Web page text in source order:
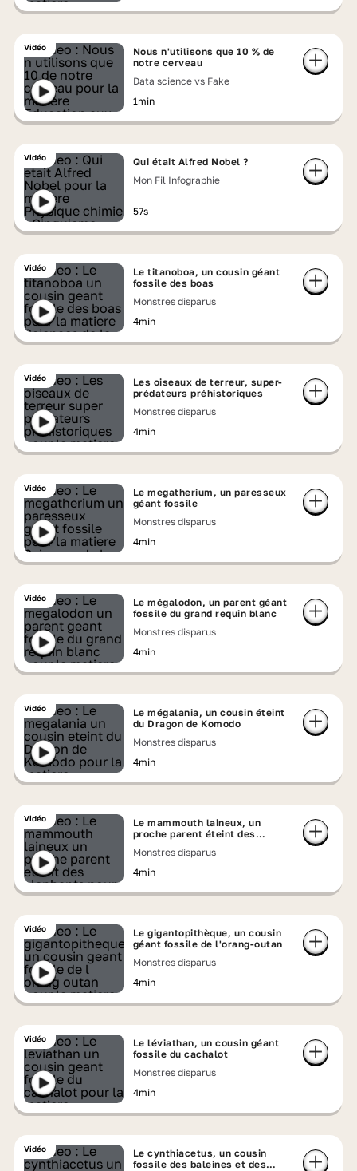
Vidéo
Nous n'utilisons que 10 % de
notre cerveau
Data science vs Fake
1min
Vidéo
Qui était Alfred Nobel ?
Mon Fil Infographie
57s
Vidéo
Le titanoboa, un cousin géant
fossile des boas
Monstres disparus
4min
Vidéo
Les oiseaux de terreur, super-
prédateurs préhistoriques
Monstres disparus
4min
Vidéo
Le megatherium, un paresseux
géant fossile
Monstres disparus
4min
Vidéo
Le mégalodon, un parent géant
fossile du grand requin blanc
Monstres disparus
4min
Vidéo
Le mégalania, un cousin éteint
du Dragon de Komodo
Monstres disparus
4min
Vidéo
Le mammouth laineux, un
proche parent éteint des
Monstres disparus
4min
Vidéo
Le gigantopithèque, un cousin
géant fossile de l'orang-outan
Monstres disparus
4min
Vidéo
Le léviathan, un cousin géant
fossile du cachalot
Monstres disparus
4min
Vidéo
Le cynthiacetus, un cousin
fossile des baleines et des